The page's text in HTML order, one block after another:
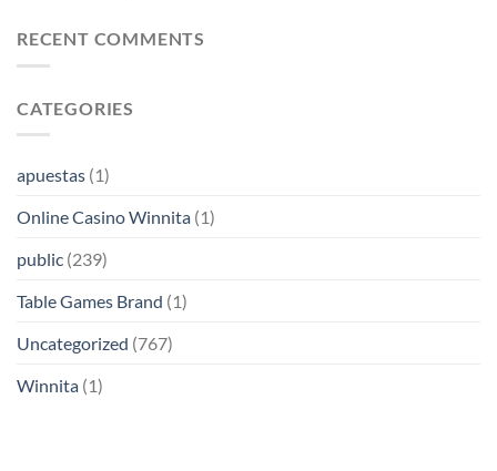
RECENT COMMENTS
CATEGORIES
apuestas (1)
Online Casino Winnita (1)
public (239)
Table Games Brand (1)
Uncategorized (767)
Winnita (1)